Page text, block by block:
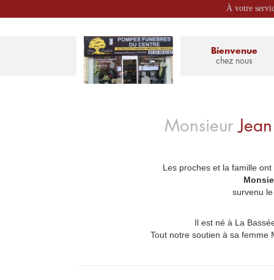
À votre
Bienvenue
chez nous
Monsieur
Les proches et la famille
survenu
Il est né à La
Tout notre soutien à sa femme